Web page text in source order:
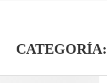
CATEGORÍA: